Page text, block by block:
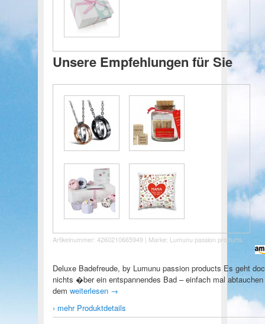
Unsere Empfehlungen für Sie
Artikelnummer: 4260210665949 | Marke: Lumunu passion products
Deluxe Badefreude, by Lumunu passion products Es geht
nichts �ber ein entspannendes Bad – einfach mal abtauchen
dem weiterlesen →
› mehr Produktdetails